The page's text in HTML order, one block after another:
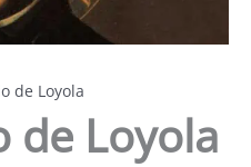
de Loyola
de Loyola